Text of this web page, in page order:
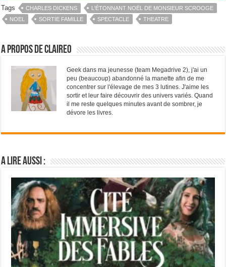
Tags CHARLES DICKENS
L'ÉTONNANT NOËL DE MONSIEUR SCROOGE
NOEL
SORTIE FAMILLE SPECTACLE THEATRE
A propos de ClaireO
Geek dans ma jeunesse (team Megadrive 2), j'ai un
peu (beaucoup) abandonné la manette afin de me
concentrer sur l'élevage de mes 3 lutines. J'aime les
sortir et leur faire découvrir des univers variés. Quand
il me reste quelques minutes avant de sombrer, je
dévore les livres.
A lire aussi :